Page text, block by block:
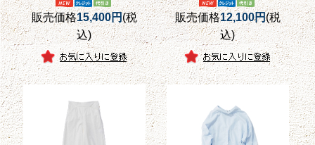
販売価格15,400円(税
込)
販売価格12,100円(税
込)